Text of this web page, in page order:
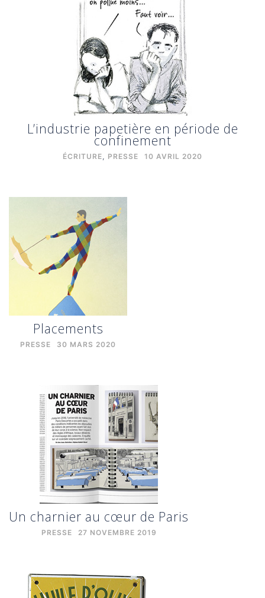
L’industrie papetière en période de
confinement
ÉCRITURE, PRESSE 10 AVRIL 2020
Placements
PRESSE 30 MARS 2020
Un charnier au cœur de Paris
PRESSE 27 NOVEMBRE 2019